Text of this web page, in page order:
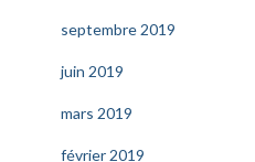
septembre 2019
juin 2019
mars 2019
février 2019